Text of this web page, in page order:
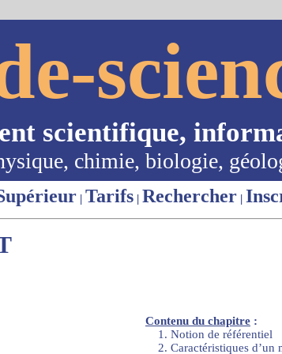
scientifique,
chimie, biologie,
| Tarifs | Rechercher |
Contenu du chapitre :
1. Notion de référentiel
2. Caractéristiques d’un